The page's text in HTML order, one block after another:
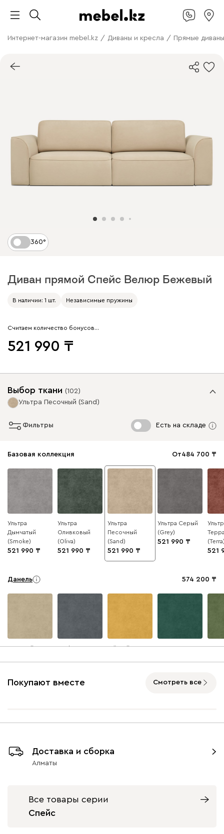
Интернет-магазин mebel.kz / Диваны и кресла / Прямые диваны
360°
Диван прямой Спейс Велюр Бежевый
В наличии: 1 шт. Независимые пружины
Считаем количество бонусов…
521 990
Выбор ткани (102)
Ультра Песочный (Sand)
Фильтры Есть на складе
Базовая коллекция От484 700
Ультра
Дымчатый
(Smoke)
521 990
Ультра
Оливковый
(Oliva)
521 990
Ультра
Песочный
(Sand)
521 990
Ультра Серый
(Grey)
521 990
521
Данель 574 200
Бежевый Графит Жёлтый Изумруд
Ультра 574 200
Айвори (Ivory)
Горчичный
Коралловый
Покупают вместе Смотреть все
Доставка и сборка
Алматы
Все товары серии
Спейс